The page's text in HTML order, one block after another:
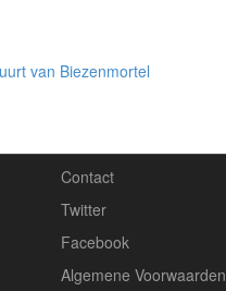
van Biezenmortel
Contact
Twitter
Facebook
Algemene Voorwaarden